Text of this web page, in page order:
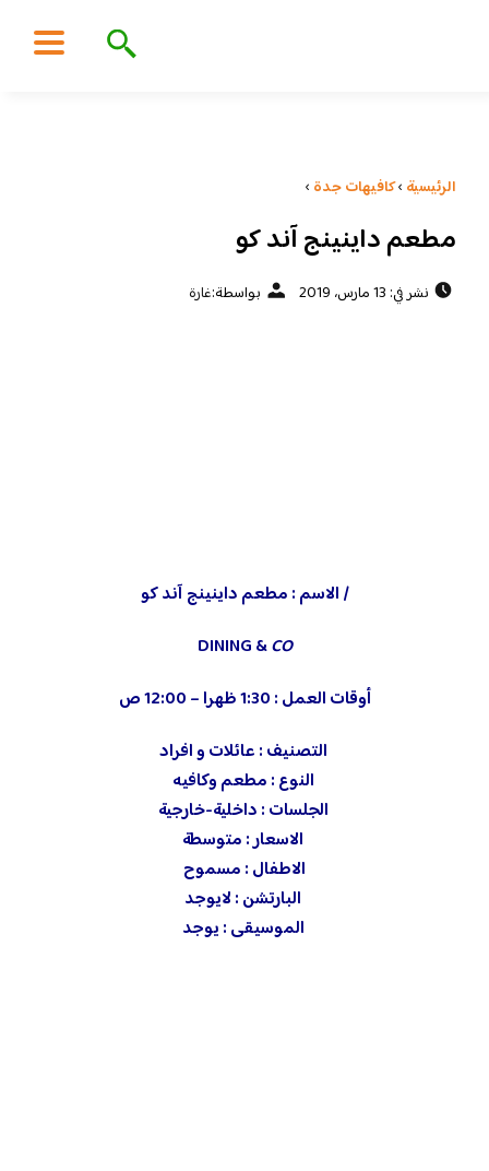
الرئيسية ›كافيهات جدة ›
مطعم داينينج آند كو
نشر في: 13 مارس، 2019 بواسطة:غارة
/ الاسم : مطعم داينينج آند كو
DINING &CO
أوقات العمل : 1:30 ظهرا – 12:00 ص
التصنيف : عائلات و افراد
‏ النوع : مطعم وكافيه
الجلسات : داخلية-خارجية
الاسعار : متوسطة
الاطفال : مسموح
‏ البارتشن : لايوجد
‏ الموسيقى : يوجد